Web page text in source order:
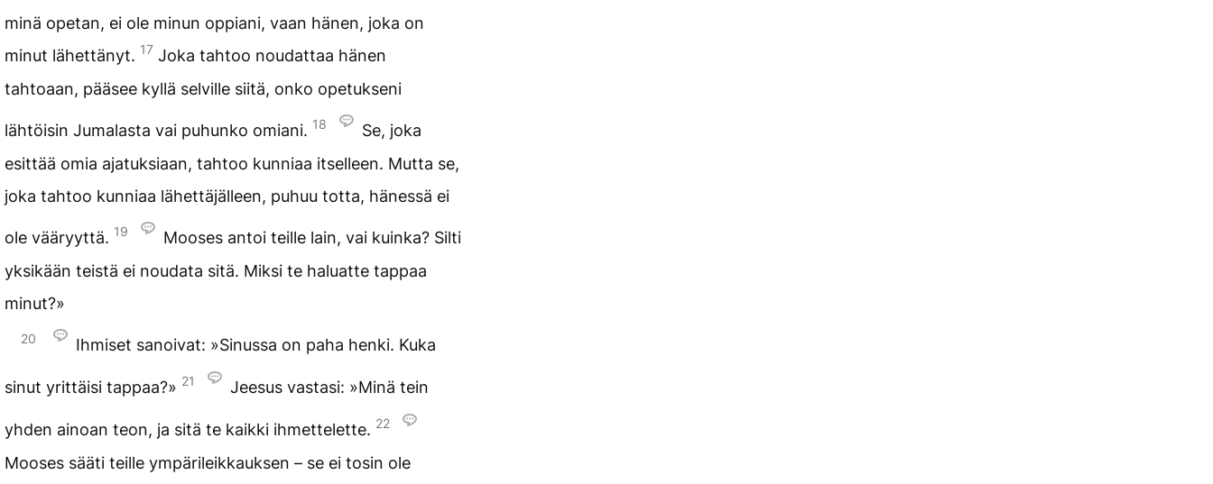
minä opetan, ei ole minun oppiani, vaan hänen, joka on
minut lähettänyt. 17 Joka tahtoo noudattaa hänen
tahtoaan, pääsee kyllä selville siitä, onko opetukseni
lähtöisin Jumalasta vai puhunko omiani. 18
Se, joka
esittää omia ajatuksiaan, tahtoo kunniaa itselleen. Mutta se,
joka tahtoo kunniaa lähettäjälleen, puhuu totta, hänessä ei
ole vääryyttä. 19
Mooses antoi teille lain, vai kuinka? Silti
yksikään teistä ei noudata sitä. Miksi te haluatte tappaa
minut?»
20 Ihmiset sanoivat: »Sinussa on paha henki. Kuka
sinut yrittäisi tappaa?» 21 Jeesus vastasi: »Minä tein
yhden ainoan teon, ja sitä te kaikki ihmettelette. 22
Mooses sääti teille ympärileikkauksen – se ei tosin ole